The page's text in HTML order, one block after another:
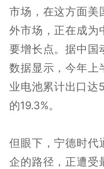
市场，在这方面美
外市场，正在成为
要增长点。据中国
数据显示，今年上
业电池累计出口达
的19.3%。
但眼下，宁德时代
企的路径，正遭受